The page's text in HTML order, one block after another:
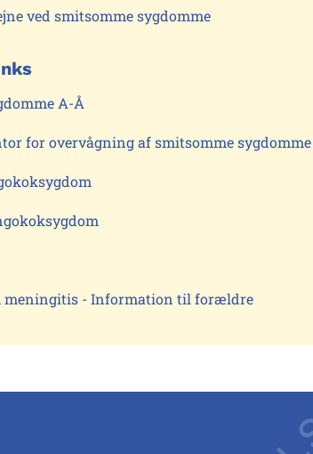
ved smitsomme sygdomme
A-Å
for overvågning af smitsomme sygdomme
meningitis - Information til forældre